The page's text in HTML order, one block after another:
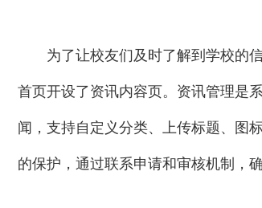
为了让校友们及时了解到学校的
首页开设了资讯内容页。资讯管理是
闻，支持自定义分类、上传标题、图
的保护，通过联系申请和审核机制，